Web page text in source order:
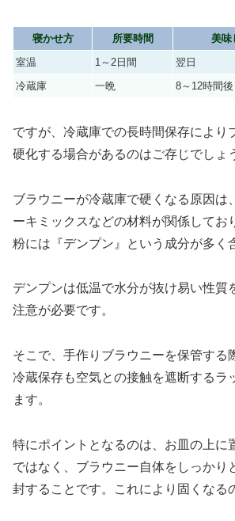
寝かせ方 所要時間
美味
室温
1～2日間
翌日
冷蔵庫
一晩 8～12時間後
ですが、冷蔵庫での長時間保存により
硬化する場合があるのはご存じでしょ
ブラウニーが冷蔵庫で硬くなる原因は
ーキミックスなどの材料が関係してお
粉には『デンプン』という成分が多く
デンプンは低温で水分が抜け易い性質
注意が必要です。
そこで、手作りブラウニーを保管する
冷蔵保存も空気との接触を遮断するラ
ます。
特にポイントとなるのは、お皿の上に
ではなく、ブラウニー自体をしっかり
封することです。これにより固くなる